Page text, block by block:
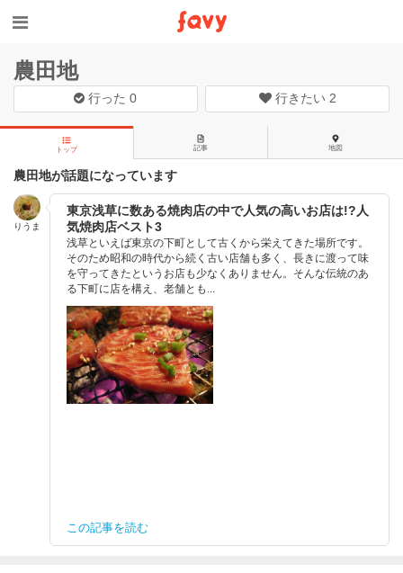
農田地
行った0 行きたい 2
トップ 記事 地図
農田地が話題になっています
りうま
東京浅草に数ある焼肉店の中で人気の高いお店は!?人
気焼肉店ベスト3
浅草といえば東京の下町として古くから栄えてきた場所です。
そのため昭和の時代から続く古い店舗も多く、長きに渡って味
を守ってきたというお店も少なくありません。そんな伝統のあ
る下町に店を構え、老舗とも...
この記事を読む